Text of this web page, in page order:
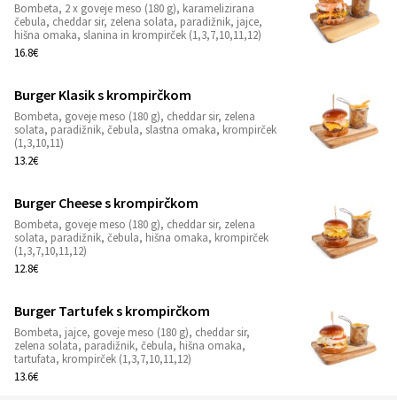
Bombeta, 2 x goveje meso (180 g), karamelizirana
čebula, cheddar sir, zelena solata, paradižnik, jajce,
hišna omaka, slanina in krompirček (1,3,7,10,11,12)
16.8€
Burger Klasik s krompirčkom
Bombeta, goveje meso (180 g), cheddar sir, zelena
solata, paradižnik, čebula, slastna omaka, krompirček
(1,3,10,11)
13.2€
Burger Cheese s krompirčkom
Bombeta, goveje meso (180 g), cheddar sir, zelena
solata, paradižnik, čebula, hišna omaka, krompirček
(1,3,7,10,11,12)
12.8€
Burger Tartufek s krompirčkom
Bombeta, jajce, goveje meso (180 g), cheddar sir,
zelena solata, paradižnik, čebula, hišna omaka,
tartufata, krompirček (1,3,7,10,11,12)
13.6€